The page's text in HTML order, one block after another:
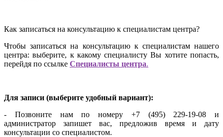
Как записаться на консультацию к специалистам центра?
Чтобы записаться на консультацию к специалистам нашего
центра: выберите, к какому специалисту Вы хотите попасть,
перейдя по ссылке Специалисты центра.
Для записи (выберите удобный вариант):
- Позвоните нам по номеру +7 (495) 229-19-08 и
администратор запишет вас, предложив время и дату
консультации со специалистом.